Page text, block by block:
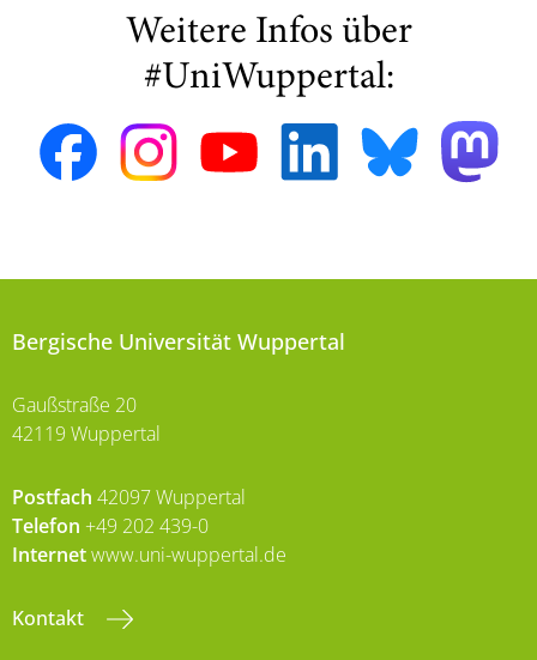
Weitere Infos über
#UniWuppertal:
Bergische Universität Wuppertal
Gaußstraße 20
42119 Wuppertal
Postfach 42097 Wuppertal
Telefon +49 202 439-0
Internetwww.uni-wuppertal.de
Kontakt